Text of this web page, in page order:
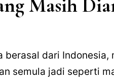
dari Indonesia,
semula jadi seperti